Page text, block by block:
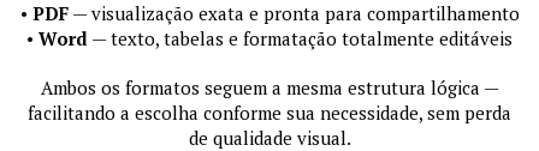
• PDF— visualização exata e pronta para compartilhamento
• Word — texto, tabelas e formatação totalmente editáveis
Ambos os formatos seguem a mesma estrutura lógica —
facilitando a escolha conforme sua necessidade, sem perda
de qualidade visual.